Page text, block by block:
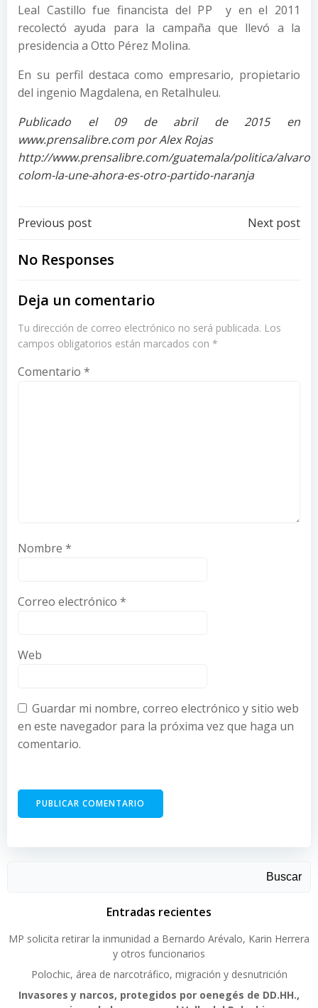
Leal Castillo fue financista del PP y en el 2011
recolectó ayuda para la campaña que llevó a la
presidencia a Otto Pérez Molina.
En su perfil destaca como empresario, propietario
del ingenio Magdalena, en Retalhuleu.
Publicado el 09 de abril de 2015 en
www.prensalibre.com por Alex Rojas
http://www.prensalibre.com/guatemala/politica/alvaro-
colom-la-une-ahora-es-otro-partido-naranja
Post
navigation
Previous post Next post
No Responses
Deja un comentario
Tu dirección de correo electrónico no será publicada. Los
campos obligatorios están marcados con *
Comentario *
Nombre *
Correo electrónico *
Web
Guardar mi nombre, correo electrónico y sitio web
en este navegador para la próxima vez que haga un
comentario.
Buscar
Entradas recientes
MP solicita retirar la inmunidad a Bernardo Arévalo, Karin Herrera
y otros funcionarios
Polochic, área de narcotráfico, migración y desnutrición
Invasores y narcos, protegidos por oenegés de DD.HH.,